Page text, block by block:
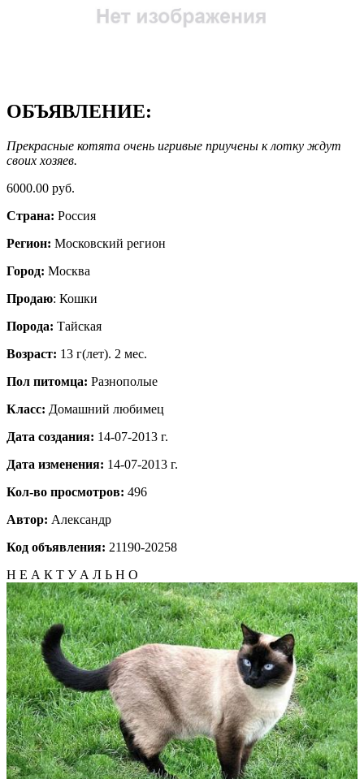
ОБЪЯВЛЕНИЕ:
Прекрасные котята очень игривые приучены к лотку ждут
своих хозяев.
6000.00 руб.
Страна: Россия
Регион: Московский регион
Город: Москва
Продаю: Кошки
Порода: Тайская
Возраст: 13 г(лет). 2 мес.
Пол питомца: Разнополые
Класс: Домашний любимец
Дата создания: 14-07-2013 г.
Дата изменения: 14-07-2013 г.
Кол-во просмотров: 496
Автор: Александр
Код объявления: 21190-20258
Н Е А К Т У А Л Ь Н О